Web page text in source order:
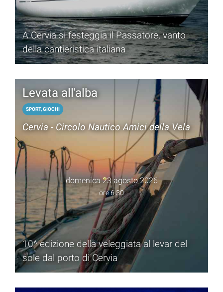
A Cervia si festeggia il Passatore, vanto
della cantieristica italiana
Levata all'alba
SPORT, GIOCHI
Cervia - Circolo Nautico Amici della Vela
domenica 23 agosto 2026
ore 6.30
10^ edizione della veleggiata al levar del
sole dal porto di Cervia